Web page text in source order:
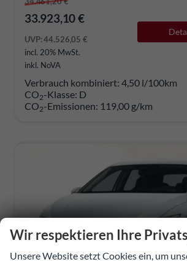
33.923,10 €
UVP:44.526,05 €
incl. 20% MwSt.
inkl. NoVA
Verbrauch kombiniert: 4,50 l/100km
CO2-Klasse: D
CO2-Emissionen: 119,00 g/km
Wir respektieren Ihre
Unsere Website setzt Cookies ein, um